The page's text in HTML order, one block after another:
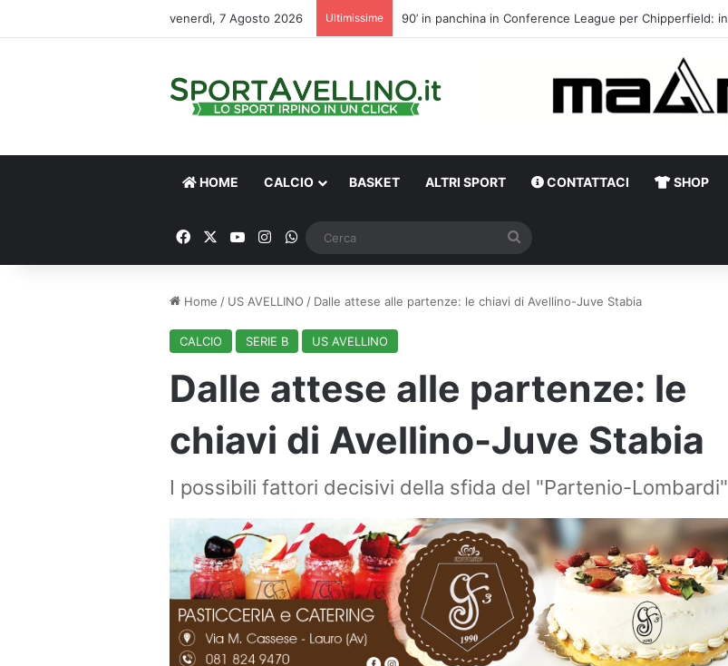
venerdì, 7 Agosto 2026 Ultimissime
HOME CALCIO BASKET ALTRI SPORT CONTATTACI SHOP
FacebookYou TubeInstagram
WhatsApp
Home / US AVELLINO / Dalle attese alle partenze: le chiavi di Avellino-Juve Stabia
CALCIO SERIE B US AVELLINO
Dalle attese alle partenze: le
chiavi di Avellino-Juve Stabia
I possibili fattori decisivi della sfida del "Partenio-Lombardi"